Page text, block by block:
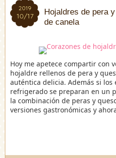
2019
10/17
2019
10/17
Hojaldres de pera
de canela
Hoy me apetece compartir con
hojaldre rellenos de pera y
auténtica delicia. Además si
refrigerado se preparan en un
la combinación de peras y
versiones gastronómicas y